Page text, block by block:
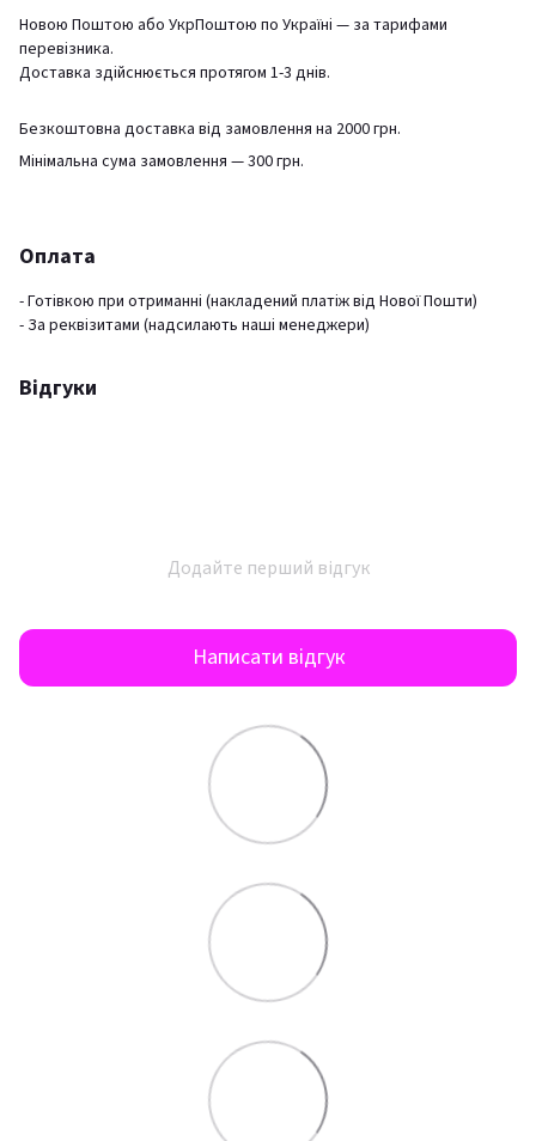
Новою Поштою або УкрПоштою по Україні — за тарифами
перевізника.
Доставка здійснюється протягом 1-3 днів.
Безкоштовна доставка від замовлення на 2000 грн.
Мінімальна сума замовлення — 300 грн.
Оплата
- Готівкою при отриманні (накладений платіж від Нової Пошти)
- За реквізитами (надсилають наші менеджери)
Відгуки
Додайте перший відгук
Написати відгук